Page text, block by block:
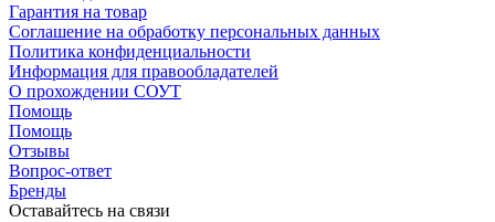
Гарантия на товар
Соглашение на обработку персональных данных
Политика конфиденциальности
Информация для правообладателей
О прохождении СОУТ
Помощь
Помощь
Отзывы
Вопрос-ответ
Бренды
Оставайтесь на связи